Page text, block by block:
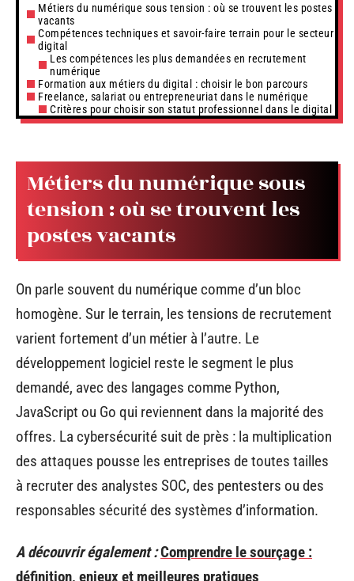
Métiers du numérique sous tension : où se trouvent les postes
vacants
Compétences techniques et savoir-faire terrain pour le secteur
digital
Les compétences les plus demandées en recrutement
numérique
Formation aux métiers du digital : choisir le bon parcours
Freelance, salariat ou entrepreneuriat dans le numérique
Critères pour choisir son statut professionnel dans le digital
Métiers du numérique sous
tension : où se trouvent les
postes vacants
On parle souvent du numérique comme d’un bloc
homogène. Sur le terrain, les tensions de recrutement
varient fortement d’un métier à l’autre. Le
développement logiciel reste le segment le plus
demandé, avec des langages comme Python,
JavaScript ou Go qui reviennent dans la majorité des
offres. La cybersécurité suit de près : la multiplication
des attaques pousse les entreprises de toutes tailles
à recruter des analystes SOC, des pentesters ou des
responsables sécurité des systèmes d’information.
A découvrir également :Comprendre le sourçage :
définition, enjeux et meilleures pratiques